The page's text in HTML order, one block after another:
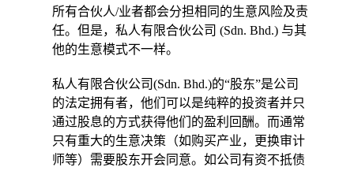
所有合伙人/业者都会分担相同的生意风险及责
任。但是，私人有限合伙公司 (Sdn. Bhd.) 与其
他的生意模式不一样。
私人有限合伙公司(Sdn. Bhd.)的“股东”是公司
的法定拥有者，他们可以是纯粹的投资者并只
通过股息的方式获得他们的盈利回酬。而通常
只有重大的生意决策（如购买产业，更换审计
师等）需要股东开会同意。如公司有资不抵债